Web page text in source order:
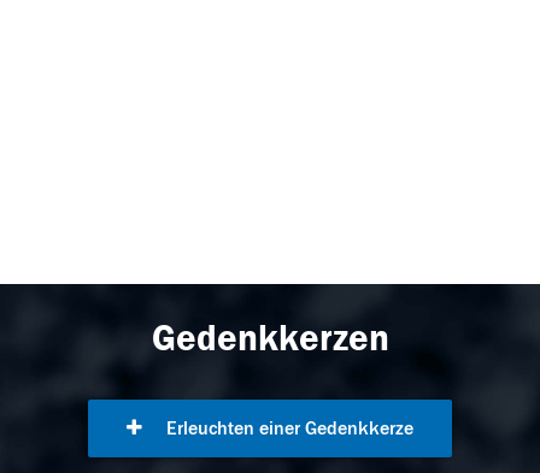
Gedenkkerzen
Erleuchten einer Gedenkkerze